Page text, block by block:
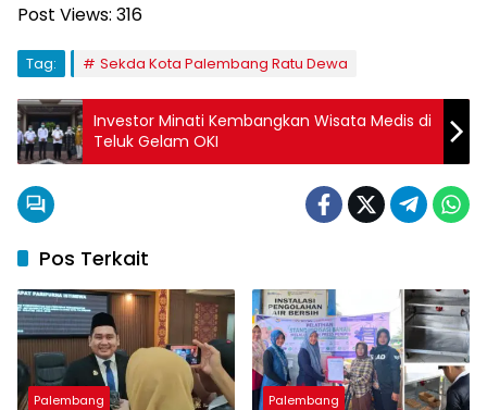
Post Views: 316
Tag: Sekda Kota Palembang Ratu Dewa
Investor Minati Kembangkan Wisata Medis di
Teluk Gelam OKI
Pos Terkait
Palembang Palembang